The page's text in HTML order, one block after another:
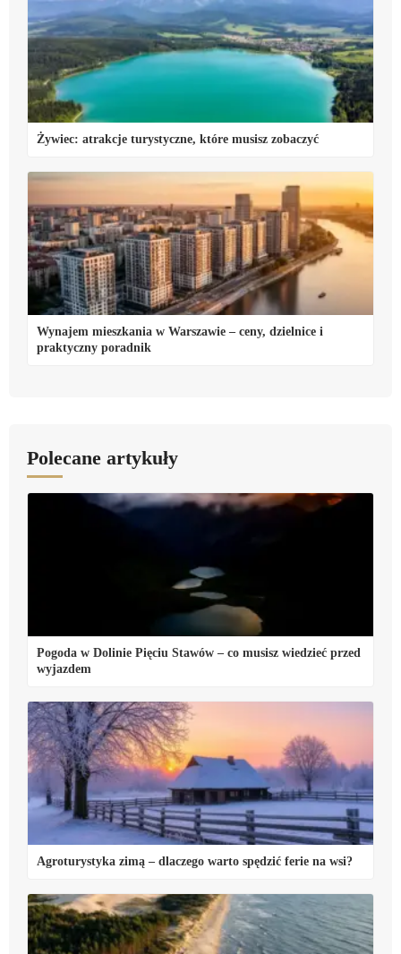
Żywiec: atrakcje turystyczne, które musisz zobaczyć
Wynajem mieszkania w Warszawie – ceny, dzielnice i
praktyczny poradnik
Polecane artykuły
Pogoda w Dolinie Pięciu Stawów – co musisz wiedzieć przed
wyjazdem
Agroturystyka zimą – dlaczego warto spędzić ferie na wsi?